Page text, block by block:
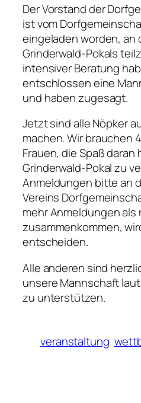
Der Vorstand der
ist vom
eingeladen worden, an
Grinderwald-Pokals
intensiver Beratung
entschlossen eine
und haben zugesagt.
Jetzt sind alle Nöpker
machen. Wir brauchen
Frauen, die Spaß daran
Grinderwald-Pokalzu
Anmeldungen bitte an
Vereins
mehr Anmeldungen
zusammenkommen,
entscheiden.
Alle anderen sind
unsere Mannschaft
zu unterstützen.
veranstaltung